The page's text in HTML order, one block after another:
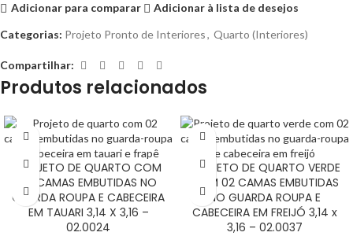
Adicionar para comparar
Adicionar à lista de desejos
Categorias: Projeto Pronto de Interiores, Quarto (Interiores)
Compartilhar:
Produtos relacionados
PROJETO DE QUARTO COM
02 CAMAS EMBUTIDAS NO
GUARDA ROUPA E CABECEIRA
EM TAUARI 3,14 X 3,16 –
02.0024
PROJETO DE QUARTO VERDE
COM 02 CAMAS EMBUTIDAS
NO GUARDA ROUPA E
CABECEIRA EM FREIJÓ 3,14 x
3,16 – 02.0037